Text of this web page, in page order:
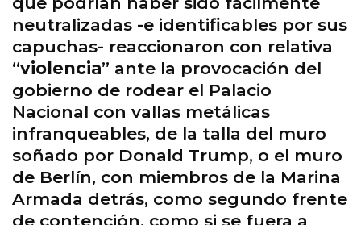
neutralizadas -e identificables por sus
capuchas- reaccionaron con relativa
“violencia” ante la provocación del
gobierno de rodear el Palacio
Nacional con vallas metálicas
infranqueables, de la talla del muro
soñado por Donald Trump, o el muro
de Berlín, con miembros de la Marina
Armada detrás, como segundo frente
de contención, como si se fuera a